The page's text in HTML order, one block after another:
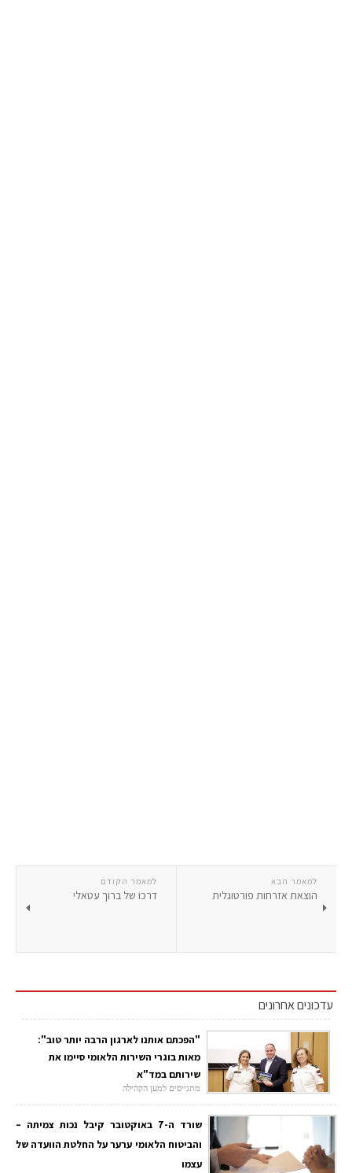
למאמר הקודם
דרכו של ברוך עטאלי
למאמר הבא
הוצאת אזרחות פורטוגלית
עדכונים אחרונים
"הפכתם אותנו לארגון הרבה יותר טוב":
מאות בוגרי השירות הלאומי סיימו את
שירותם במד"א
מתגייסים למען הקהילה
שורד ה-7 באוקטובר קיבל נכות צמיתה –
והביטוח הלאומי ערער על החלטת הוועדה של
עצמו